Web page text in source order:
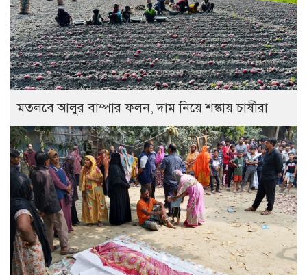
মতলবে আলুর বাম্পার ফলন, দাম নিয়ে শঙ্কায় চাষীরা